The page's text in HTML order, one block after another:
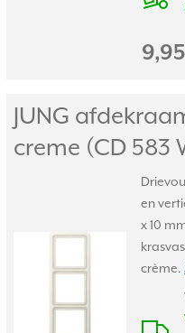
9,95
JUNG
creme (CD 583
en
x 10
crème.